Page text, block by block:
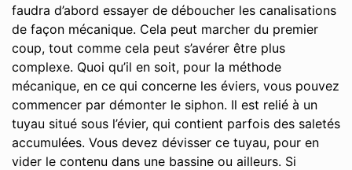
faudra d’abord essayer de déboucher les canalisations
de façon mécanique. Cela peut marcher du premier
coup, tout comme cela peut s’avérer être plus
complexe. Quoi qu’il en soit, pour la méthode
mécanique, en ce qui concerne les éviers, vous pouvez
commencer par démonter le siphon. Il est relié à un
tuyau situé sous l’évier, qui contient parfois des saletés
accumulées. Vous devez dévisser ce tuyau, pour en
vider le contenu dans une bassine ou ailleurs. Si